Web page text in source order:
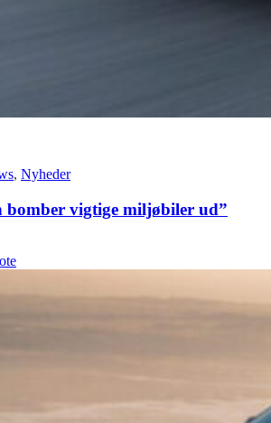
, Nyheder
bomber vigtige miljøbiler ud”